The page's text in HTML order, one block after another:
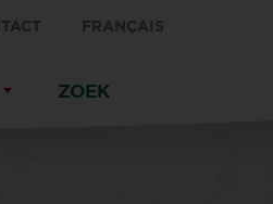
FRANÇAIS
ZOEK